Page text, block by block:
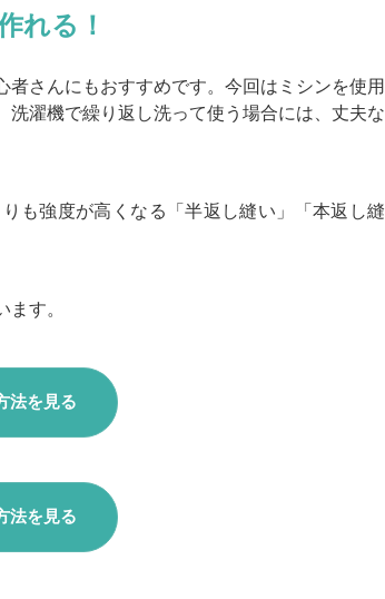
れる！
さんにもおすすめです。今回はミシンを使用
洗濯機で繰り返し洗って使う場合には、丈夫な
も強度が高くなる「半返し縫い」「本返し縫
す。
法を見る
法を見る